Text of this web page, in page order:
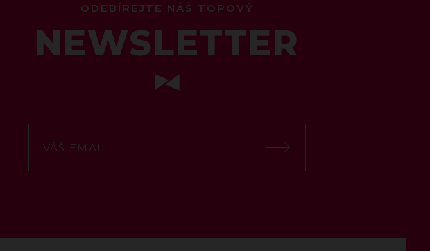
ODEBÍREJTE NÁŠ TOPOVÝ
NEWSLETTER